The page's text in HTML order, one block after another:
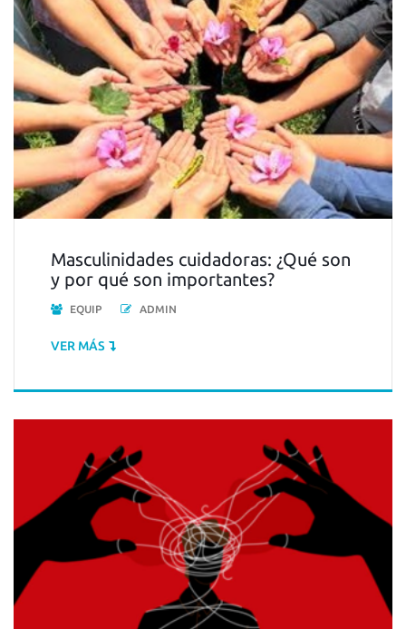
Masculinidades cuidadoras: ¿Qué son
y por qué son importantes?
EQUIP ADMIN
VER MÁS